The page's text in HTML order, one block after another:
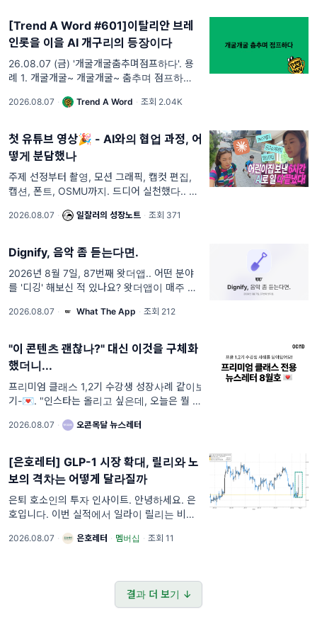
[Trend A Word #601]이탈리안 브레
인롯을 이을 AI 개구리의 등장이다
26.08.07 (금) '개굴개굴춤추며점프하다'. 용
례 1. 개굴개굴~ 개굴개굴~ 춤추며 점프하다~
로트~ 최 OO 씨
2026.08.07 · Trend A Word · 조회 2.04K
첫 유튜브 영상🎉 - AI와의 협업 과정, 어
떻게 분담했나
주제 선정부터 촬영, 모션 그래픽, 캡컷 편집,
캡션, 폰트, OSMU까지. 드디어 실천했다.. 유
요. 그 과정을 공유합니다!
2026.08.07 · 일잘러의 성장노트 · 조회 371
Dignify, 음악 좀 듣는다면.
2026년 8월 7일, 87번째 왓더앱.. 어떤 분야
를 '디깅' 해보신 적 있나요? 왓더앱이 매주 새
널리 알려지지 않은 무언가를 찾아가는 행위를
2026.08.07 · What The App · 조회 212
"이 콘텐츠 괜찮나?" 대신 이것을 구체화
했더니...
프리미엄 클래스 1,2기 수강생 성장사례 같이보
기-💌. "인스타는 올리고 싶은데, 오늘은 뭘 올
지작... 그러다 결국 화면을 덮고 자버린 날, 있
2026.08.07 · 오콘목달 뉴스레터
[은호레터] GLP-1 시장 확대, 릴리와 노
보의 격차는 어떻게 달라질까
은퇴 호소인의 투자 인사이트. 안녕하세요. 은
호입니다. 이번 실적에서 일라이 릴리는 비만치
다시 높였습니다. 주가는 3월 말보다 이미 크게
2026.08.07 · 은호레터 · 멤버십 · 조회 11
결과 더 보기 ↓